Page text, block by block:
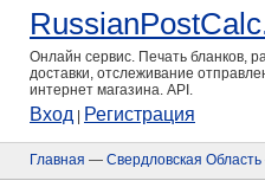
Онлайн сервис. Печать бланков,
доставки, отслеживание
интернет магазина. API.
Вход Регистрация
Главная — Свердловская Область